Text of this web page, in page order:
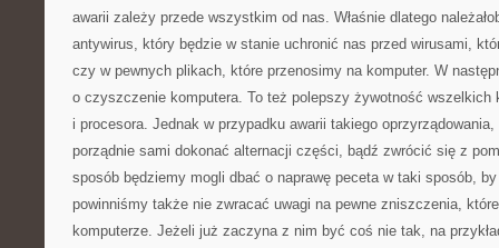
awarii zależy przede wszystkim od nas. Właśnie dlatego
antywirus, który będzie w stanie uchronić nas przed wirusami,
czy w pewnych plikach, które przenosimy na komputer. W
o czyszczenie komputera. To też polepszy żywotność wszelkich
i procesora. Jednak w przypadku awarii takiego
porządnie sami dokonać alternacji części, bądź zwrócić się z
sposób będziemy mogli dbać o naprawę peceta w taki sposób, by
powinniśmy także nie zwracać uwagi na pewne zniszczenia,
komputerze. Jeżeli już zaczyna z nim być coś nie tak, na